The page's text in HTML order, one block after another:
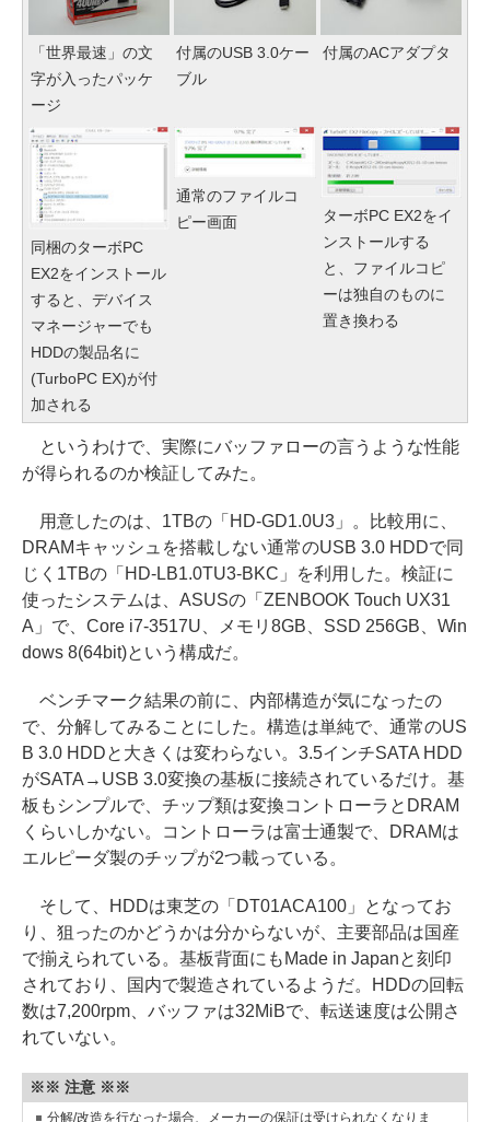
「世界最速」の文
字が入ったパッケ
ージ
付属のUSB 3.0ケー
ブル
付属のACアダプタ
同梱のターボPC
EX2をインストール
すると、デバイス
マネージャーでも
HDDの製品名に
(TurboPC EX)が付
加される
通常のファイルコ
ピー画面
ターボPC EX2をイ
ンストールする
と、ファイルコピ
ーは独自のものに
置き換わる
というわけで、実際にバッファローの言うような性能
が得られるのか検証してみた。
用意したのは、1TBの「HD-GD1.0U3」。比較用に、
DRAMキャッシュを搭載しない通常のUSB 3.0 HDDで同
じく1TBの「HD-LB1.0TU3-BKC」を利用した。検証に
使ったシステムは、ASUSの「ZENBOOK Touch UX31
A」で、Core i7-3517U、メモリ8GB、SSD 256GB、Win
dows 8(64bit)という構成だ。
ベンチマーク結果の前に、内部構造が気になったの
で、分解してみることにした。構造は単純で、通常のUS
B 3.0 HDDと大きくは変わらない。3.5インチSATA HDD
がSATA→USB 3.0変換の基板に接続されているだけ。基
板もシンプルで、チップ類は変換コントローラとDRAM
くらいしかない。コントローラは富士通製で、DRAMは
エルピーダ製のチップが2つ載っている。
そして、HDDは東芝の「DT01ACA100」となってお
り、狙ったのかどうかは分からないが、主要部品は国産
で揃えられている。基板背面にもMade in Japanと刻印
されており、国内で製造されているようだ。HDDの回転
数は7,200rpm、バッファは32MiBで、転送速度は公開さ
れていない。
※※ 注意 ※※
分解/改造を行なった場合、メーカーの保証は受けられなくなりま